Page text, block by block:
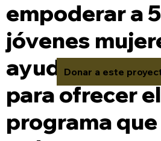
empoderar a
jóvenes
ayuda es
para ofrecer el
programa
Donar a este